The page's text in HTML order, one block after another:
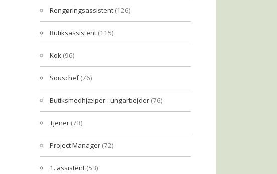
Rengøringsassistent (126)
Butiksassistent (115)
Kok (96)
Souschef(76)
Butiksmedhjælper - ungarbejder (76)
Tjener (73)
Project Manager (72)
1. assistent (53)